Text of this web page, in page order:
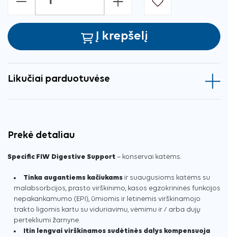
- +
Į krepšelį
Likučiai parduotuvėse
Prekė detaliau
Specific FIW Digestive Support – konservai katėms.
Tinka augantiems kačiukams ir suaugusioms katėms su
malabsorbcijos, prasto virškinimo, kasos egzokrininės funkcijos
nepakankamumo (EPI), ūmiomis ir lėtinėmis virškinamojo
trakto ligomis kartu su viduriavimu, vėmimu ir / arba dujų
pertekliumi žarnyne.
Itin lengvai virškinamos sudėtinės dalys kompensuoja